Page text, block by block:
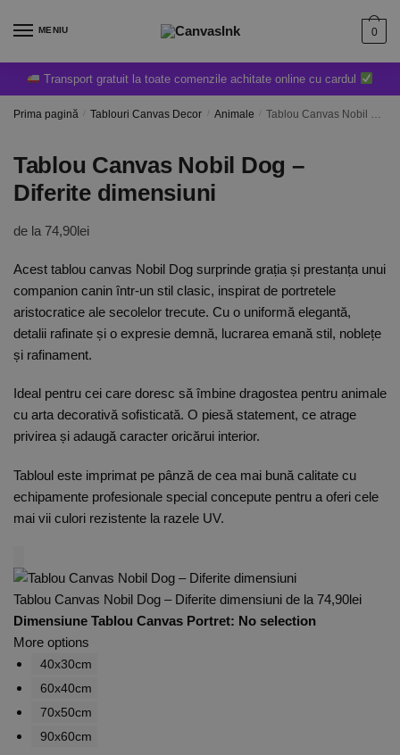
MENIU 0
Transport gratuit la toate comenzile achitate online cu cardul
Prima pagină / Tablouri Canvas Decor / Animale / Tablou Canvas Nobil Dog – Diferite dimensiuni
Tablou Canvas Nobil Dog –
Diferite dimensiuni
de la 74,90lei
Acest tablou canvas Nobil Dog surprinde grația și prestanța unui
companion canin într-un stil clasic, inspirat de portretele
aristocratice ale secolelor trecute. Cu o uniformă elegantă,
detalii rafinate și o expresie demnă, lucrarea emană stil, noblețe
și rafinament.
Ideal pentru cei care doresc să îmbine dragostea pentru animale
cu arta decorativă sofisticată. O piesă statement, ce atrage
privirea și adaugă caracter oricărui interior.
Tabloul este imprimat pe pânză de cea mai bună calitate cu
echipamente profesionale special concepute pentru a oferi cele
mai vii culori rezistente la razele UV.
Tablou Canvas Nobil Dog – Diferite dimensiuni de la 74,90lei
Dimensiune Tablou Canvas Portret: No selection
More options
40x30cm
60x40cm
70x50cm
90x60cm